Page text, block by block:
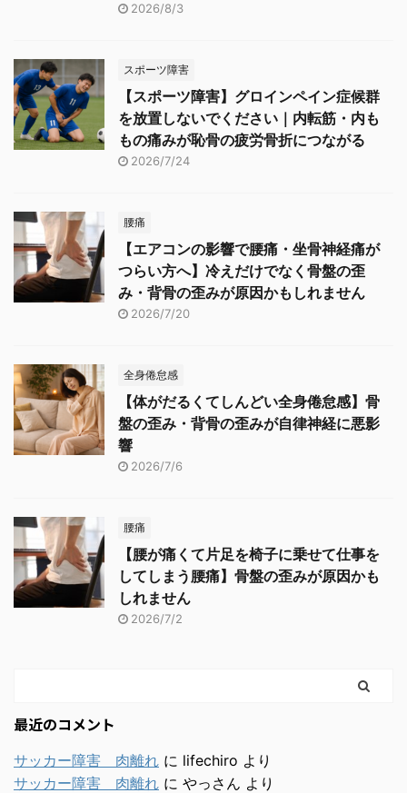
2026/8/3
スポーツ障害
【スポーツ障害】グロインペイン症候群
を放置しないでください｜内転筋・内も
もの痛みが恥骨の疲労骨折につながる
2026/7/24
腰痛
【エアコンの影響で腰痛・坐骨神経痛が
つらい方へ】冷えだけでなく骨盤の歪
み・背骨の歪みが原因かもしれません
2026/7/20
全身倦怠感
【体がだるくてしんどい全身倦怠感】骨
盤の歪み・背骨の歪みが自律神経に悪影
響
2026/7/6
腰痛
【腰が痛くて片足を椅子に乗せて仕事を
してしまう腰痛】骨盤の歪みが原因かも
しれません
2026/7/2
最近のコメント
サッカー障害 肉離れ に lifechiro より
サッカー障害 肉離れ に やっさん より